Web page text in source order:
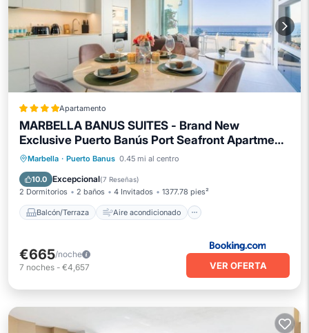
Apartamento
MARBELLA BANUS SUITES - Brand New
Exclusive Puerto Banús Port Seafront Apartment
- 2BR - 2BA - Outdoor Terrace - Spectacular
Mediterranean Views - Heart of Puerto Banús
Marina - Steps from El Corte Ing Luxury Shopping
Marbella · Puerto Banus 0.45 mi al centro
10.0 Excepcional(7 Reseñas)
2 Dormitorios 2 baños 4 Invitados 1377.78 pies²
Balcón/Terraza Aire acondicionado
Balcón/Terraza
Aire acondicionado
Internet
Apto para niños
€665/noche
7 noches - €4,657 VER OFERTA